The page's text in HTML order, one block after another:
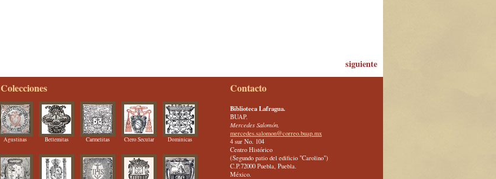
siguiente
Colecciones
Agustinas Betlemitas Carmelitas Clero Secular Dominicas
Contacto
Biblioteca Lafragua.
BUAP.
Mercedes Salomón.
mercedes.salomon@correo.buap.mx
4 sur No. 104
Centro Histórico
(Segundo patio del edificio "Carolino")
C.P.72000 Puebla, Puebla.
México.